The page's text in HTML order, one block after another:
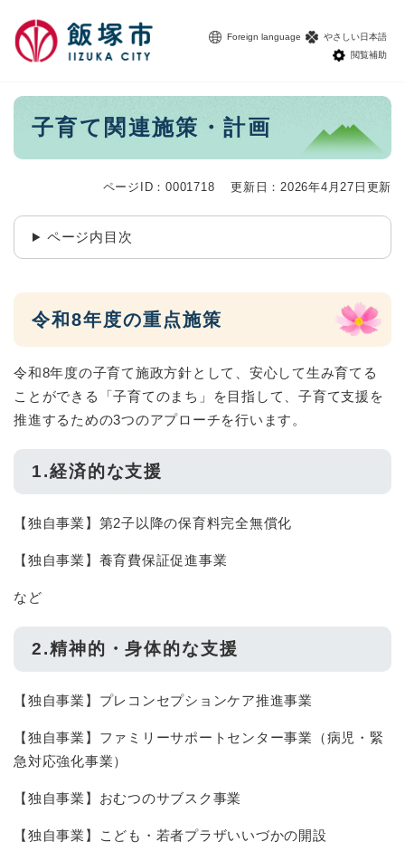
Foreign language
やさしい日本語
閲覧補助
本
子育て関連施策・計画
ページID：0001718 更新日：2026年4月27日更新
ページ内目次
令和8年度の重点施策
令和8年度の子育て施政方針として、安心して生み育てる
ことができる「子育てのまち」を目指して、子育て支援を
推進するための3つのアプローチを行います。
1.経済的な支援
【独自事業】第2子以降の保育料完全無償化
【独自事業】養育費保証促進事業
など
2.精神的・身体的な支援
【独自事業】プレコンセプションケア推進事業
【独自事業】ファミリーサポートセンター事業（病児・緊
急対応強化事業）
【独自事業】おむつのサブスク事業
【独自事業】こども・若者プラザいいづかの開設